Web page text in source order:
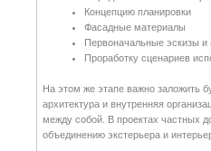
архитектурный проект и рабочую
стены на своем месте.
Отвечает на
«Из чего мы хотим